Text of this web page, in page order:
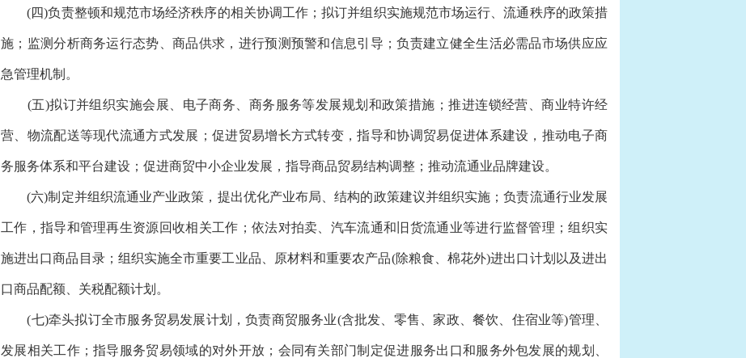
(四)负责整顿和规范市场经济秩序的相关协调工作；拟订并组织实施规范市场运行、流通秩序的政策措
施；监测分析商务运行态势、商品供求，进行预测预警和信息引导；负责建立健全生活必需品市场供应应
急管理机制。
(五)拟订并组织实施会展、电子商务、商务服务等发展规划和政策措施；推进连锁经营、商业特许经
营、物流配送等现代流通方式发展；促进贸易增长方式转变，指导和协调贸易促进体系建设，推动电子商
务服务体系和平台建设；促进商贸中小企业发展，指导商品贸易结构调整；推动流通业品牌建设。
(六)制定并组织流通业产业政策，提出优化产业布局、结构的政策建议并组织实施；负责流通行业发展
工作，指导和管理再生资源回收相关工作；依法对拍卖、汽车流通和旧货流通业等进行监督管理；组织实
施进出口商品目录；组织实施全市重要工业品、原材料和重要农产品(除粮食、棉花外)进出口计划以及进出
口商品配额、关税配额计划。
(七)牵头拟订全市服务贸易发展计划，负责商贸服务业(含批发、零售、家政、餐饮、住宿业等)管理、
发展相关工作；指导服务贸易领域的对外开放；会同有关部门制定促进服务出口和服务外包发展的规划、